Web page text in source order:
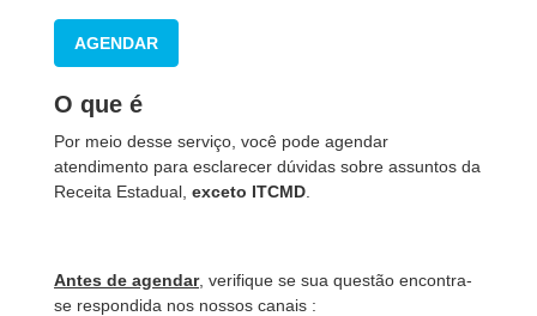
AGENDAR
O que é
Por meio desse serviço, você pode agendar
atendimento para esclarecer dúvidas sobre assuntos da
Receita Estadual, exceto ITCMD
Antes de agendar, verifique se sua questão encontra-
se respondida nos nossos canais :